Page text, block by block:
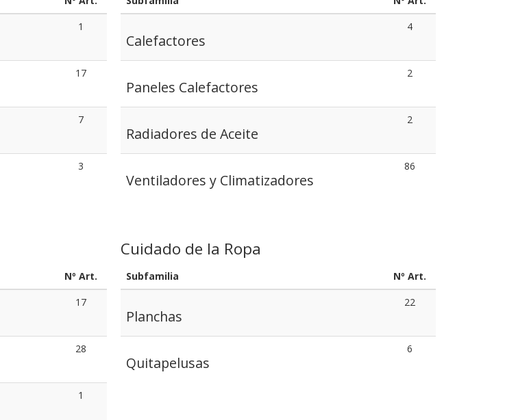
1
17
7
3
Calefactores
4
Paneles Calefactores
2
Radiadores de Aceite
2
Ventiladores y Climatizadores
86
Nº Art.
17
28
1
Cuidado de la Ropa
Subfamilia Nº Art.
Planchas
22
Quitapelusas
6